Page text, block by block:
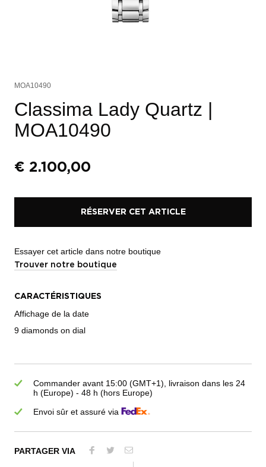
MOA10490
Classima Lady Quartz |
MOA10490
€ 2.100,00
RÉSERVER CET ARTICLE
Essayer cet article dans notre boutique
Trouver notre boutique
CARACTÉRISTIQUES
Affichage de la date
9 diamonds on dial
Commander avant 15:00 (GMT+1), livraison dans les 24
h (Europe) - 48 h (hors Europe)
Envoi sûr et assuré via
PARTAGER VIA